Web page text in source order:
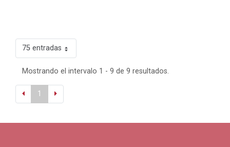
75 entradas
Mostrando el intervalo 1 - 9 de 9 resultados.
1